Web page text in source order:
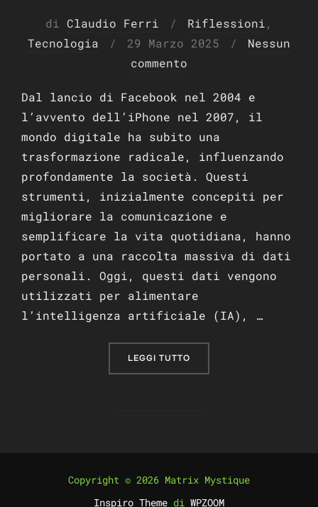
di Claudio Ferri Riflessioni,
Tecnologia
Pubblicato
il
29 Marzo 2025
Nessun
commento
Dal lancio di Facebook nel 2004 e
l’avvento dell’iPhone nel 2007, il
mondo digitale ha subito una
trasformazione radicale, influenzando
profondamente la società. Questi
strumenti, inizialmente concepiti per
migliorare la comunicazione e
semplificare la vita quotidiana, hanno
portato a una raccolta massiva di dati
personali. Oggi, questi dati vengono
utilizzati per alimentare
l’intelligenza artificiale (IA), …
LEGGI TUTTO
Copyright © 2026 Matrix Mystique
Inspiro Theme di WPZOOM